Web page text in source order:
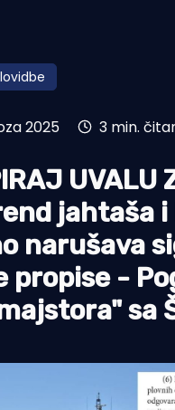
2025 3 min.
UVALU
jahtaša
narušava
propise -
sa